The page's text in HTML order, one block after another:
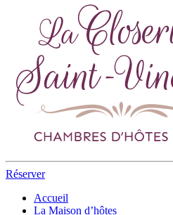
Réserver
Accueil
La Maison d’hôtes